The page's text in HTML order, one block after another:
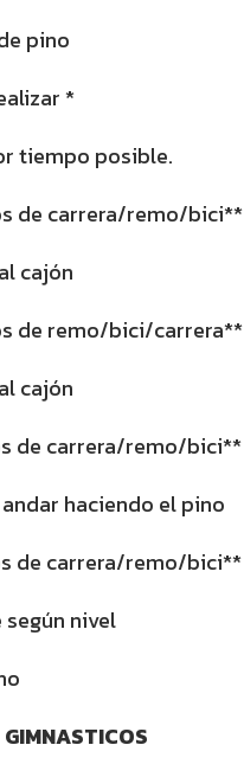
pino
*
tiempo posible.
de carrera/remo/bici**
cajón
de remo/bici/carrera**
cajón
de carrera/remo/bici**
haciendo el pino
de carrera/remo/bici**
nivel